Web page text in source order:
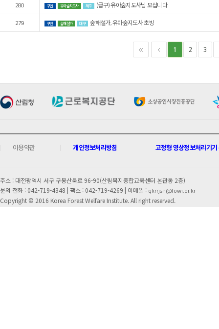
280
구인 유아숲지도사 제주
(급구) 유아숲지도사님 모십니다
279
구인 숲해설가 대구 숲해설가, 유아숲지도사 초빙
1 2 3
이용약관 개인정보처리방침 고정형 영상정보처리기기
주소 : 대전광역시 서구 구봉산북로 96-90(산림복지종합교육센터 본관동 2층)
문의 전화 : 042-719-4348 | 팩스 : 042-719-4269 | 이메일 : qkrrjsn@fowi.or.kr
Copyright © 2016 Korea Forest Welfare Institute. All right reserved.